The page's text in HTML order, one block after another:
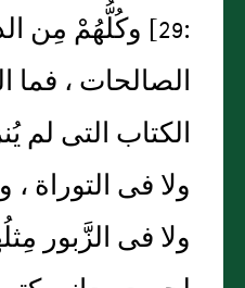
:29] وكُلُّهُمْ مِن
الصالحات ، فما
الكتاب التى لم
ولا فى التوراة ،
ولا فى الزَّبور